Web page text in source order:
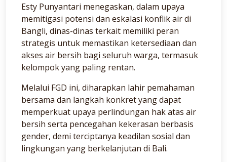
Esty Punyantari menegaskan, dalam upaya
memitigasi potensi dan eskalasi konflik air di
Bangli, dinas-dinas terkait memiliki peran
strategis untuk memastikan ketersediaan dan
akses air bersih bagi seluruh warga, termasuk
kelompok yang paling rentan.
Melalui FGD ini, diharapkan lahir pemahaman
bersama dan langkah konkret yang dapat
memperkuat upaya perlindungan hak atas air
bersih serta pencegahan kekerasan berbasis
gender, demi terciptanya keadilan sosial dan
lingkungan yang berkelanjutan di Bali.